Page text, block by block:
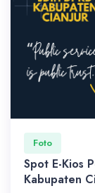
Foto
Spot E-Kios
Kabupaten